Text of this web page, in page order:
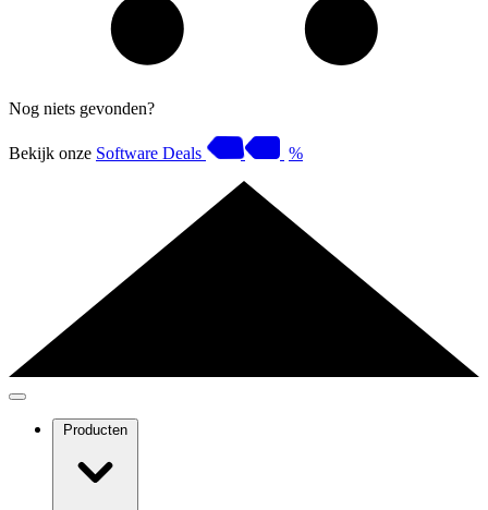
Nog niets gevonden?
Bekijk onze Software Deals %
Producten